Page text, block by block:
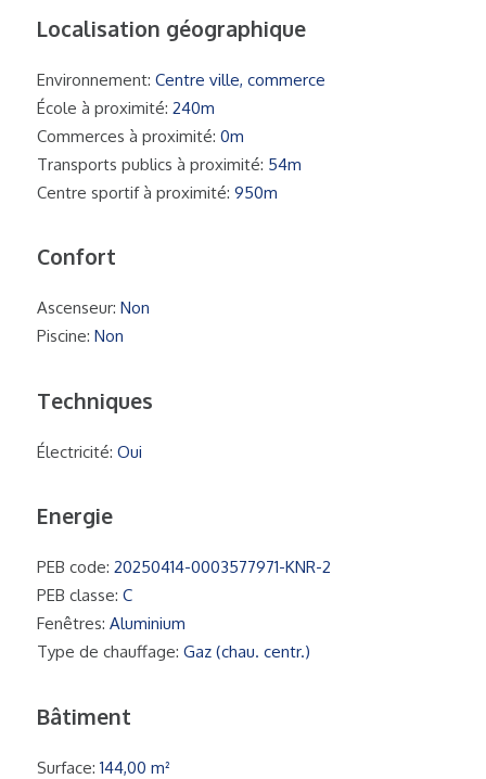
Localisation géographique
Environnement: Centre ville, commerce
École à proximité: 240m
Commerces à proximité: 0m
Transports publics à proximité: 54m
Centre sportif à proximité: 950m
Confort
Ascenseur: Non
Piscine: Non
Techniques
Électricité: Oui
Energie
PEB code: 20250414-0003577971-KNR-2
PEB classe: C
Fenêtres: Aluminium
Type de chauffage: Gaz (chau. centr.)
Bâtiment
Surface: 144,00 m²